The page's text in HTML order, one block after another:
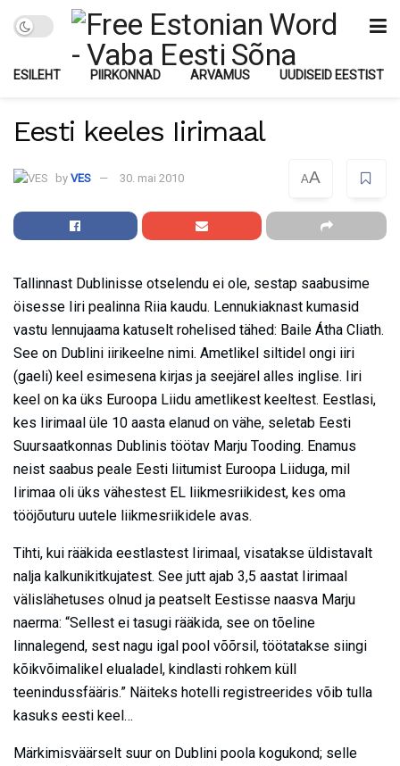
ESILEHT PIIRKONNAD ARVAMUS UUDISEID EESTIST
Eesti keeles Iirimaal
by VES 30. mai 2010 AA
Tallinnast Dublinisse otselendu ei ole, sestap saabusime
öisesse Iiri pealinna Riia kaudu. Lennukiaknast kumasid
vastu lennujaama katuselt rohelised tähed: Baile Átha Cliath.
See on Dublini iirikeelne nimi. Ametlikel siltidel ongi iiri
(gaeli) keel esimesena kirjas ja seejärel alles inglise. Iiri
keel on ka üks Euroopa Liidu ametlikest keeltest. Eestlasi,
kes Iirimaal üle 10 aasta elanud on vähe, seletab Eesti
Suursaatkonnas Dublinis töötav Marju Tooding. Enamus
neist saabus peale Eesti liitumist Euroopa Liiduga, mil
Iirimaa oli üks vähestest EL liikmesriikidest, kes oma
tööjõuturu uutele liikmesriikidele avas.
Tihti, kui rääkida eestlastest Iirimaal, visatakse üldistavalt
nalja kalkunikitkujatest. See jutt ajab 3,5 aastat Iirimaal
välislähetuses olnud ja peatselt Eestisse naasva Marju
naerma: “Sellest ei tasugi rääkida, see on tõeline
linnalegend, sest nagu igal pool võõrsil, töötatakse siingi
kõikvõimalikel elualadel, kindlasti rohkem küll
teenindussfääris.” Näiteks hotelli registreerides võib tulla
kasuks eesti keel…
Märkimisväärselt suur on Dublini poola kogukond; selle